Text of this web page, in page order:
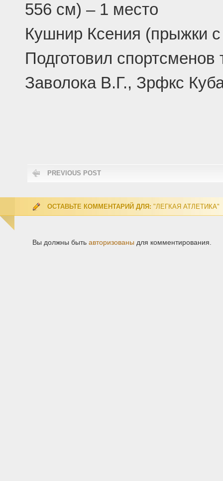
556 см) – 1 место
Кушнир Ксения (прыжки
Подготовил спортсменов
Заволока В.Г., Зрфкс
PREVIOUS POST
ОСТАВЬТЕ КОММЕНТАРИЙ ДЛЯ: "ЛЕГКАЯ АТЛЕТИКА"
Вы должны быть авторизованы для комментирования.